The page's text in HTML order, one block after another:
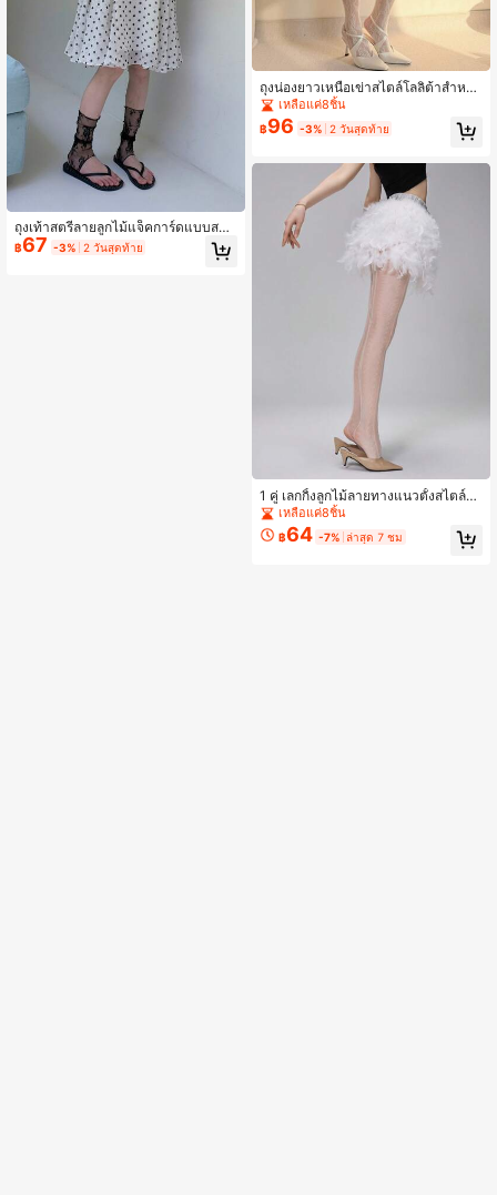
ถุงเท้าสตรีลายลูกไม้แจ็คการ์ดแบบสวม
ส้น 1 คู่ ระบายอากาศได้ อุ่นขาแบบวินเ
ทจ
฿67 -3% 2 วันสุดท้าย
ถุงน่องยาวเหนือเข่าสไตล์โลลิต้าสำหรับ
ผู้หญิง 1 คู่ แต่งขอบลูกไม้ ผ้าตาข่ายบา
งสำหรับฤดูร้อน สีสันสดใส
เหลือแค่8ชิ้น
฿96 -3% 2 วันสุดท้าย
1 คู่ เลกกิ้งลูกไม้ลายทางแนวตั้งสไตล์บั
ลเลต์วินเทจหรูหราสำหรับผู้หญิง
เหลือแค่8ชิ้น
฿64 -7% ล่าสุด 7 ชม